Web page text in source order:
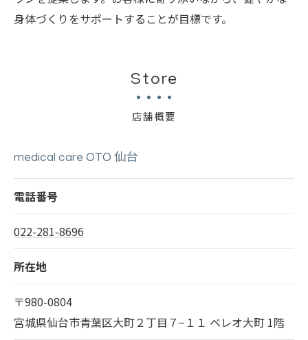
身体づくりをサポートすることが目標です。
Store
店舗概要
medical care OTO 仙台
電話番号
022-281-8696
所在地
〒980-0804
宮城県仙台市青葉区大町２丁目７−１１ ベレオ大町 1階